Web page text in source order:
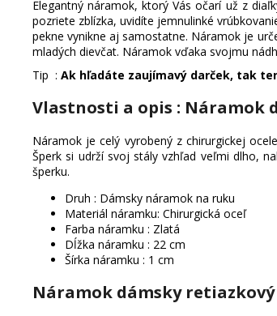
Elegantný náramok, ktorý Vás očarí už z
pozriete zblízka, uvidíte jemnulinké
pekne vynikne aj samostatne. Náramok je
mladých dievčat. Náramok vďaka svojmu
Tip : Ak hľadáte zaujímavý darček, tak
Vlastnosti a opis : Náramok
Náramok je celý vyrobený z chirurgickej
Šperk si udrží svoj stály vzhľad veľmi dlho,
šperku.
Druh : Dámsky náramok na ruku
Materiál náramku: Chirurgická oceľ
Farba náramku : Zlatá
Dĺžka náramku : 22 cm
Šírka náramku : 1 cm
Náramok dámsky